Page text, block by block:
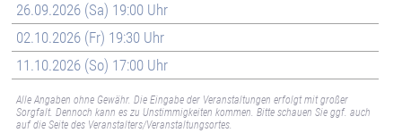
26.09.2026 (Sa) 19:00 Uhr
02.10.2026 (Fr) 19:30 Uhr
11.10.2026 (So) 17:00 Uhr
Alle Angaben ohne Gewähr. Die Eingabe der Veranstaltungen erfolgt mit großer
Sorgfalt. Dennoch kann es zu Unstimmigkeiten kommen. Bitte schauen Sie ggf. auch
auf die Seite des Veranstalters/Veranstaltungsortes.